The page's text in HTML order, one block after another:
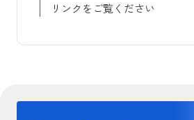
リンクをご覧ください